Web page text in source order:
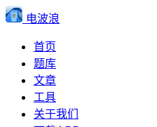
电波浪
首页
题库
文章
工具
关于我们